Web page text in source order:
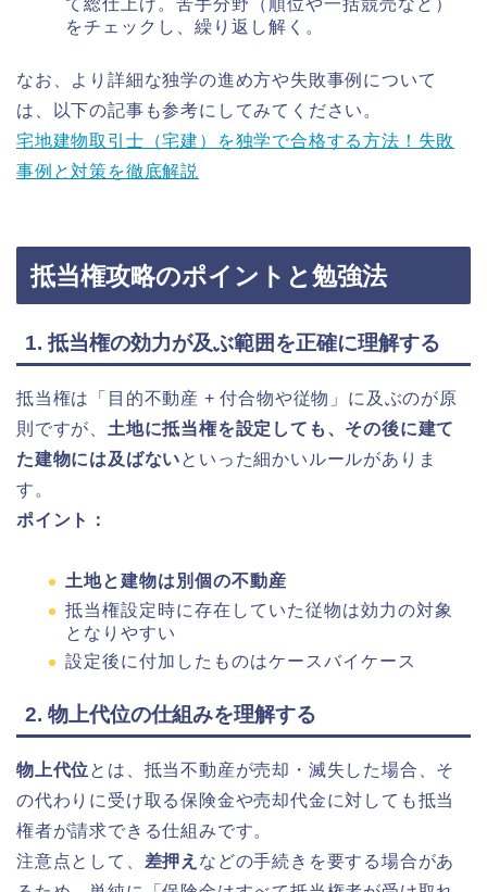
て総仕上げ。苦手分野（順位や一括競売など）
をチェックし、繰り返し解く。
なお、より詳細な独学の進め方や失敗事例について
は、以下の記事も参考にしてみてください。
宅地建物取引士（宅建）を独学で合格する方法！失敗
事例と対策を徹底解説
抵当権攻略のポイントと勉強法
1. 抵当権の効力が及ぶ範囲を正確に理解する
抵当権は「目的不動産 + 付合物や従物」に及ぶのが原
則ですが、 土地に抵当権を設定しても、その後に建て
た建物には及ばないといった細かいルールがありま
す。
ポイント：
土地と建物は別個の不動産
抵当権設定時に存在していた従物は効力の対象
となりやすい
設定後に付加したものはケースバイケース
2. 物上代位の仕組みを理解する
物上代位とは、抵当不動産が売却・滅失した場合、そ
の代わりに受け取る保険金や売却代金に対しても抵当
権者が請求できる仕組みです。
注意点として、 差押え などの手続きを要する場合があ